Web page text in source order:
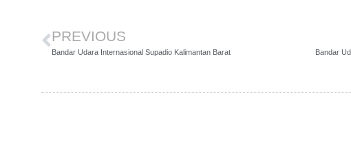
PREVIOUS
Bandar Udara Internasional Supadio Kalimantan Barat Bandar